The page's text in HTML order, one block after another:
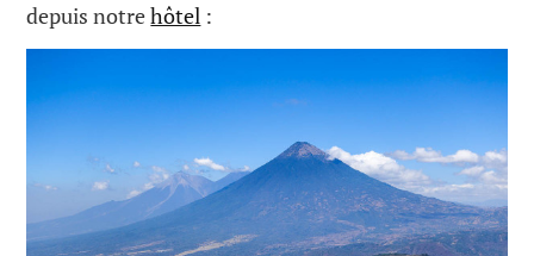
depuis notrehôtel :